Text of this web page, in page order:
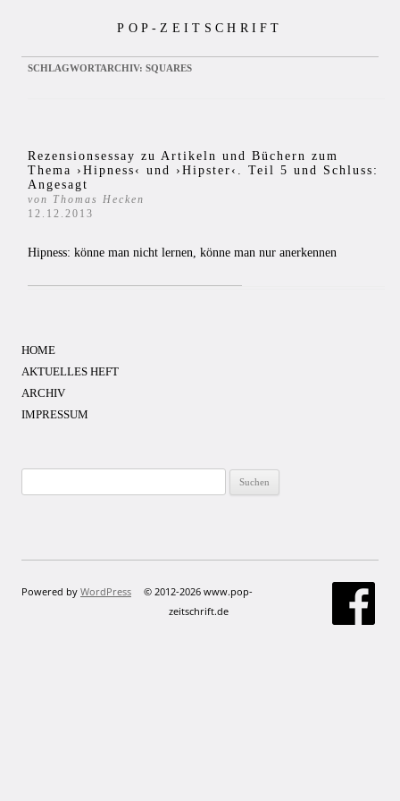
POP-ZEITSCHRIFT
SCHLAGWORTARCHIV: SQUARES
Rezensionsessay zu Artikeln und Büchern zum
Thema ›Hipness‹ und ›Hipster‹. Teil 5 und Schluss:
Angesagt
von Thomas Hecken
12.12.2013
Hipness: könne man nicht lernen, könne man nur anerkennen
HOME
AKTUELLES HEFT
ARCHIV
IMPRESSUM
nach:
Powered by WordPress
© 2012-2026 www.pop-
zeitschrift.de